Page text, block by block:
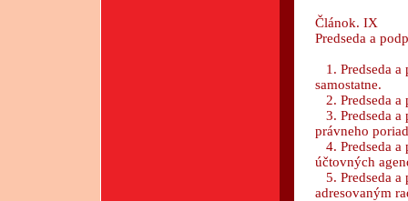
Článok. IX
Predseda a
1. Predseda a
samostatne.
2. Predseda a
3. Predseda a
právneho
4. Predseda a
účtovných
5. Predseda a
adresovaným